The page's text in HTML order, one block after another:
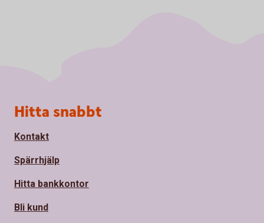
Sidfot
Hitta snabbt
Kontakt
Spärrhjälp
Hitta bankkontor
Bli kund